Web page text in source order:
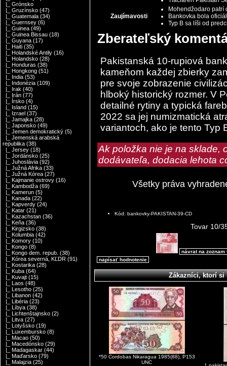
|_ Grónsko
|_ Gruzínsko (47)
|_ Guatemala (34)
|_ Guernsey (6)
|_ Guinea (49)
|_ Guinea Bissau (18)
|_ Guyana (17)
|_ Haiti (35)
|_ Holandské Antily (16)
|_ Holandsko (28)
|_ Honduras (38)
|_ Hongkong (51)
|_ India (53)
|_ Indonézia (109)
|_ Irak (40)
|_ Irán (77)
|_ Írsko (4)
|_ Island (15)
|_ Izrael (37)
|_ Jamajka (28)
|_ Japonsko (49)
|_ Jemen demokratický (5)
|_ Jemenská arabská
republika (38)
|_ Jersey (18)
|_ Jordánsko (25)
|_ Juhoslávia (92)
|_ Južná Afrika (33)
|_ Južná Kórea (27)
|_ Kajmanie ostrovy (16)
|_ Kambodža (69)
|_ Kamerun (5)
|_ Kanada (22)
|_ Kapverdy (24)
|_ Katar (21)
|_ Kazachstan (36)
|_ Keňa (36)
|_ Kirgizsko (38)
|_ Kolumbia (42)
|_ Komory (10)
|_ Kongo (8)
|_ Kongo dem. repub. (38)
|_ Kórea severná, KĽDR (91)
|_ Kostarika (28)
|_ Kuba (64)
|_ Kuvajt (15)
|_ Laos (48)
|_ Lesotho (25)
|_ Libanon (42)
|_ Libéria (23)
|_ Líbya (38)
|_ Lichtenštajnsko (2)
|_ Litva (27)
|_ Lotyšsko (19)
|_ Luxembursko (8)
|_ Macao (50)
|_ Macedónsko (29)
|_ Madagaskar (44)
|_ Maďarsko (79)
|_ Malajzia (25)
Zaujímavosti
Mohendžodaro patrí
Bankovka bola
Typ B sa líši od
Zberateľský
Pakistanská 10-rupiová
kameňom každej zbierky
pre svoje zobrazenie
hlboký historický rozmer. V
detailné rytiny a typická
2022 sa jej numizmatická
variantoch, ako je tento Typ
Ak položka nie je na sklade,
dodávateľa, dodacia lehota
Všetky práva
Kód: bankovky-PAKISTAN-39-CD
Tovar 10/
návrat na
napísať hodnotenie
Zákazníci, ktorí si
*50 Cordobas Nikaragua 1985(88), P153
UNC